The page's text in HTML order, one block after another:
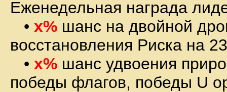
Еженедельная награда
• x% шанс на двойной
восстановления Риска на
• x% шанс удвоения
победы флагов, победы U